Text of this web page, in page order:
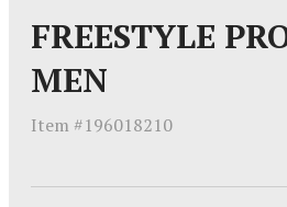
FREESTYLE
MEN
Item #196018210